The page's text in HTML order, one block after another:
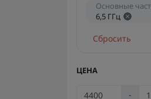
Основные
6,5 ГГц
Сбросить
ЦЕНА
-